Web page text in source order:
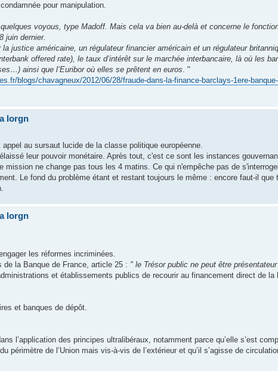
pour manipulation.
voyous, type Madoff. Mais cela va bien au-delà et concerne le
juin dernier.
justice américaine, un régulateur financier américain et un régulateur
offered rate), le taux d’intérêt sur le marchée interbancaire, là où les
ainsi que l’Euribor où elles se prêtent en euros . "
blogs/chavagneux/2012/06/28/fraude-dans-la-finance-barclays-1ere-
lorgn
au sursaut lucide de la classe politique européenne.
leur pouvoir monétaire. Après tout, c'est ce sont les instances
ne change pas tous les 4 matins. Ce qui n'empêche pas de
Le fond du problème étant et restant toujours le même : encore faut-il que
lorgn
les réformes incriminées.
la Banque de France, article 25 : " le Trésor public ne peut être
et établissements publics de recourir au financement direct de la
et banques de dépôt.
l’application des principes ultralibéraux, notamment parce qu’elle s’est
périmètre de l’Union mais vis-à-vis de l’extérieur et qu’il s’agisse de